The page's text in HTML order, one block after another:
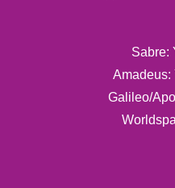
Sabre:
Amadeus:
Galileo/